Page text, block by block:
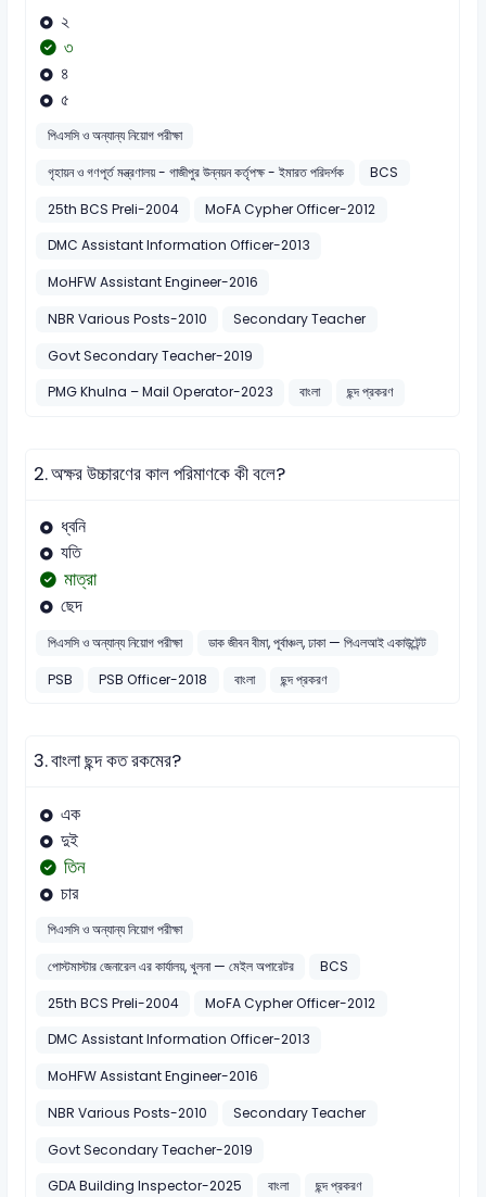
২
৩
৪
৫
পিএসসি ও অন্যান্য নিয়োগ পরীক্ষা
গৃহায়ন ও গণপূর্ত মন্ত্রণালয় - গাজীপুর উন্নয়ন কর্তৃপক্ষ - ইমারত পরিদর্শক
BCS
25th BCS Preli-2004
MoFA Cypher Officer-2012
DMC Assistant Information Officer-2013
MoHFW Assistant Engineer-2016
NBR Various Posts-2010
Secondary Teacher
Govt Secondary Teacher-2019
PMG Khulna – Mail Operator-2023
বাংলা ছন্দ প্রকরণ
2.অক্ষর উচ্চারণের কাল পরিমাণকে কী বলে?
ধ্বনি
যতি
মাত্রা
ছেদ
পিএসসি ও অন্যান্য নিয়োগ পরীক্ষা
ডাক জীবন বীমা, পূর্বাঞ্চল, ঢাকা — পিএলআই একাউন্টেন্ট
PSB
PSB Officer-2018 বাংলা ছন্দ প্রকরণ
3.বাংলা ছন্দ কত রকমের?
এক
দুই
তিন
চার
পিএসসি ও অন্যান্য নিয়োগ পরীক্ষা
পোস্টমাস্টার জেনারেল এর কার্যালয়, খুলনা — মেইল অপারেটর
BCS
25th BCS Preli-2004
MoFA Cypher Officer-2012
DMC Assistant Information Officer-2013
MoHFW Assistant Engineer-2016
NBR Various Posts-2010
Secondary Teacher
Govt Secondary Teacher-2019
GDA Building Inspector-2025
বাংলা ছন্দ প্রকরণ